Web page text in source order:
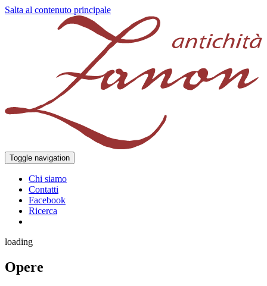
Salta al contenuto principale
Toggle navigation
Chi siamo
Contatti
Facebook
Ricerca
loading
Opere